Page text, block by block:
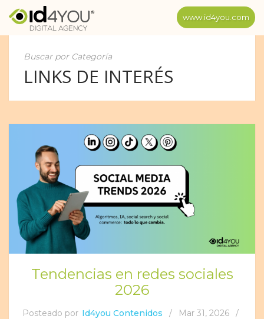
www.id4you.com
Buscar por Categoría
LINKS DE INTERÉS
Tendencias en redes sociales
2026
Posteado por Id4you Contenidos / Mar 31, 2026
/